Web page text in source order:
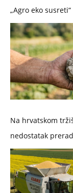
„Agro eko susreti“
Na hrvatskom
nedostatak